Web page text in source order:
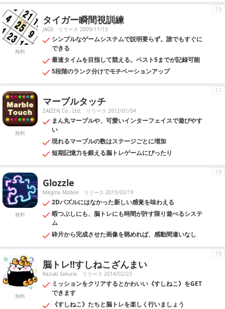
無料
タイガー瞬間視訓練
JAGS リリース 2009/11/13
シンプルなゲームシステムで説明要らず。誰でもすぐに
できる
最速タイムを目指して競える。ベスト5までが記録可能
5段階のランク分けでモチベーションアップ
16
無料
マーブルタッチ
ZAIZEN Co., Ltd. リリース 2012/01/04
まん丸マーブルや、可愛いインターフェイスで遊びやす
い
現れるマーブルの数はステージごとに増加
短期記憶力を鍛える脳トレゲームにぴったり
17
無料
Glozzle
Magma Mobile リリース 2015/03/19
2Dパズルにはなかった新しい感覚を味わえる
暇つぶしにも、脳トレにも時間が許す限り遊べるシステ
ム
砕片から完成させた画像を眺めれば、感動間違いなし
18
無料
脳トレ!!すしねこざんまい
Kazuki Sakurai リリース 2014/02/23
ミッションをクリアするとかわいい《すしねこ》をGET
できます
《すしねこ》たちと脳トレを楽しく行いましょう
19